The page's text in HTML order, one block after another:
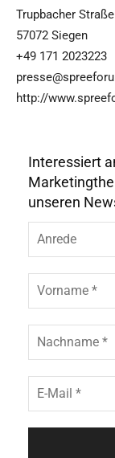
Trupbacher
57072 Siegen
+49 171 2023223
http://
Interessiert
unseren